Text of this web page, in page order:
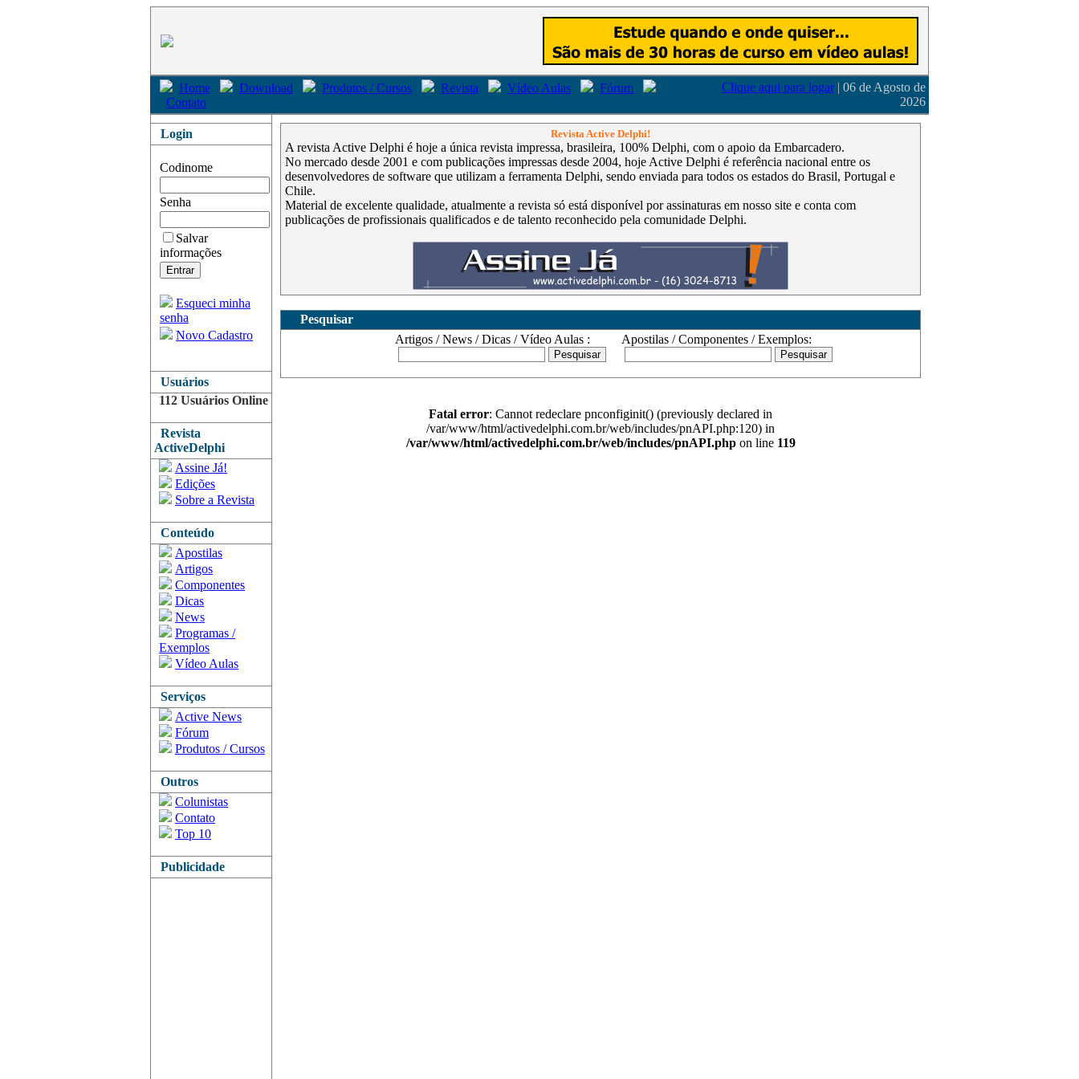
Home Download Produtos / Cursos Revista Vídeo Aulas
Fórum
Contato
Clique aqui para logar | 06 de Agosto de
2026
Login
Codinome
Senha
Salvar
informações
Esqueci minha
senha
Novo Cadastro
Usuários
112 Usuários Online
Revista
ActiveDelphi
Assine Já!
Edições
Sobre a Revista
Conteúdo
Apostilas
Artigos
Componentes
Dicas
News
Programas /
Exemplos
Vídeo Aulas
Serviços
Active News
Fórum
Produtos / Cursos
Outros
Colunistas
Contato
Top 10
Publicidade
Revista Active Delphi!
A revista Active Delphi é hoje a única revista impressa, brasileira, 100% Delphi, com o apoio da Embarcadero.
No mercado desde 2001 e com publicações impressas desde 2004, hoje Active Delphi é referência nacional entre os
desenvolvedores de software que utilizam a ferramenta Delphi, sendo enviada para todos os estados do Brasil, Portugal e
Chile.
Material de excelente qualidade, atualmente a revista só está disponível por assinaturas em nosso site e conta com
publicações de profissionais qualificados e de talento reconhecido pela comunidade Delphi.
Pesquisar
Artigos / News / Dicas / Vídeo Aulas :
Apostilas / Componentes / Exemplos:
Fatal error: Cannot redeclare pnconfiginit() (previously declared in
/var/www/html/activedelphi.com.br/web/includes/pnAPI.php:120) in
/var/www/html/activedelphi.com.br/web/includes/pnAPI.phpon line 119